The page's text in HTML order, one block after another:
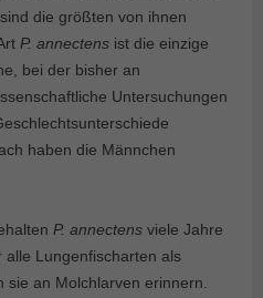
die größten von ihnen
P. annectens ist die einzige
bei der bisher an
Untersuchungen
haben die Männchen
P. annectens viele Jahre
Lungenfischarten als
an Molchlarven erinnern.